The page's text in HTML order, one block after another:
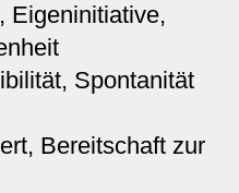
Eigeninitiative,
Spontanität
Bereitschaft zur